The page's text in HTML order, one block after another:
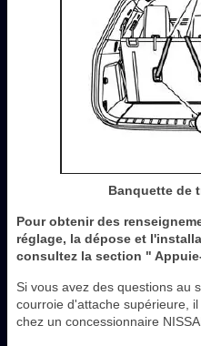
Banquette de
Pour obtenir des
réglage, la dépose et
consultez la section "
Si vous avez des questions au
courroie d'attache supérieure,
chez un concessionnaire